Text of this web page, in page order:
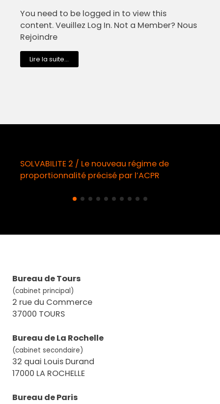
You need to be logged in to view this
content. Veuillez Log In. Not a Member? Nous
Rejoindre
Lire la suite...
de
Démarchage téléphonique /
obligatoire à compter du 11 août
Bureau de Tours
(cabinet principal)
2 rue du Commerce
37000 TOURS
Bureau de La Rochelle
(cabinet secondaire)
32 quai Louis Durand
17000 LA ROCHELLE
Bureau de Paris